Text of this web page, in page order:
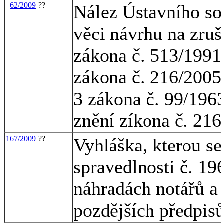
62/2009 ??
Nález Ústavního
věci návrhu na
zákona č. 513/
zákona č. 216/
3 zákona č. 99/
znění zíkona č.
167/2009 ??
Vyhláška, kterou
spravedlnosti č.
náhradách notářů
pozdějších